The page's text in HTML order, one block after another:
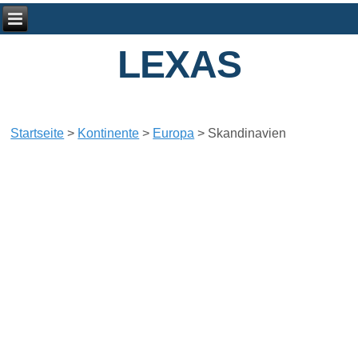
LEXAS
Startseite > Kontinente > Europa > Skandinavien